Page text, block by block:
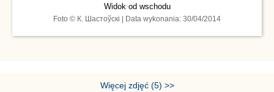
Widok od wschodu
Foto © К. Шастоўскі | Data wykonania: 30/04/2014
Więcej zdjęć (5) >>